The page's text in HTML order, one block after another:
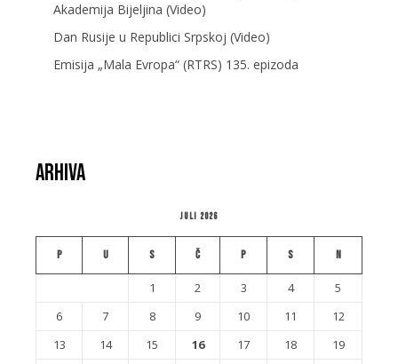
Akademija Bijeljina (Video)
Dan Rusije u Republici Srpskoj (Video)
Emisija „Mala Evropa“ (RTRS) 135. epizoda
Arhiva
Juli 2026
P U S Č P S N
1 2 3 4
5
6
7 8 9 10 11
12
13
14 15 16 17 18 19